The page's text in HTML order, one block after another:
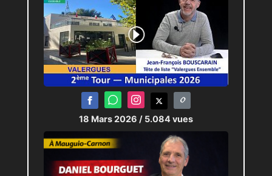
18 Mars 2026 / 5.084 vues